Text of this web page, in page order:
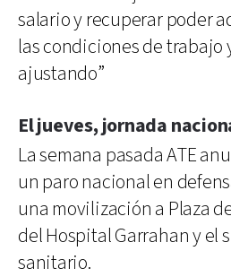
salario y recuperar poder
las condiciones de trabajo
ajustando”
El jueves, jornada
La semana pasada ATE
un paro nacional en
una movilización a Plaza
del Hospital Garrahan y el
sanitario.